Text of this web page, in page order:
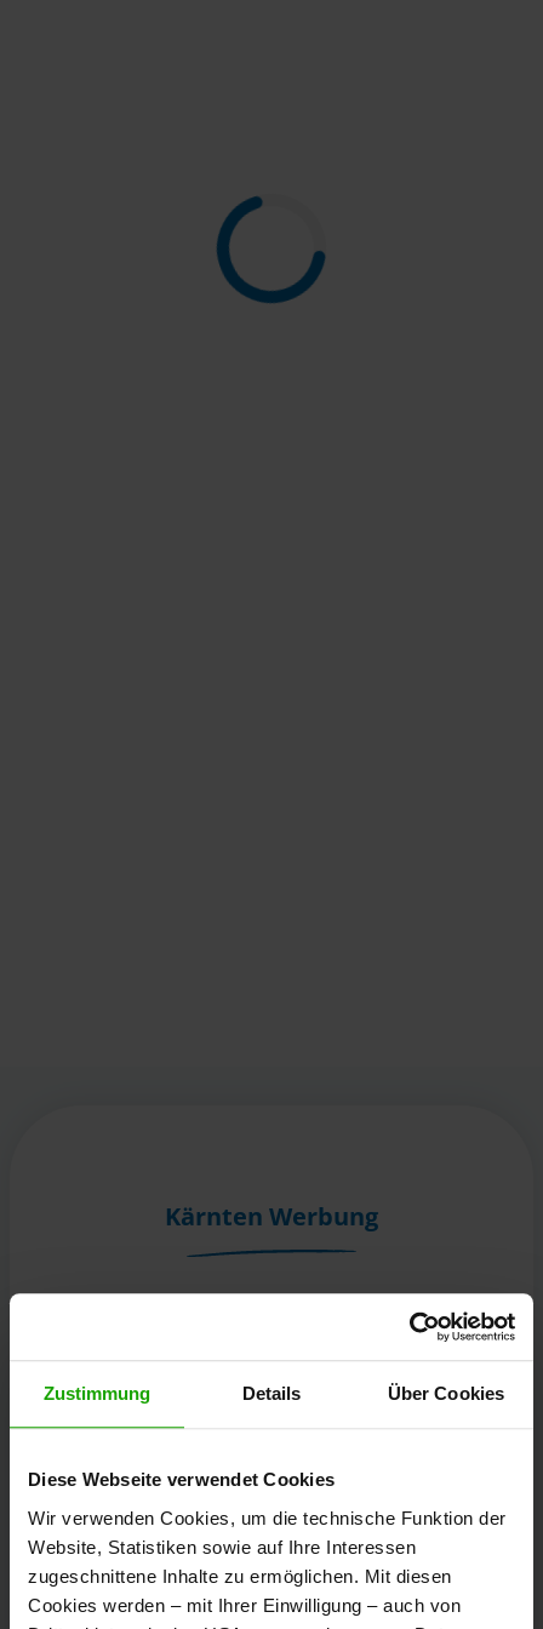
Zustimmung Details Über Cookies
Diese Webseite verwendet Cookies
Wir verwenden Cookies, um die technische Funktion der
Website, Statistiken sowie auf Ihre Interessen
zugeschnittene Inhalte zu ermöglichen. Mit diesen
Cookies werden – mit Ihrer Einwilligung – auch von
Kärnten Werbung
Österreich
+43/463/3000
info@kaernten.at
Bleibe informiert!